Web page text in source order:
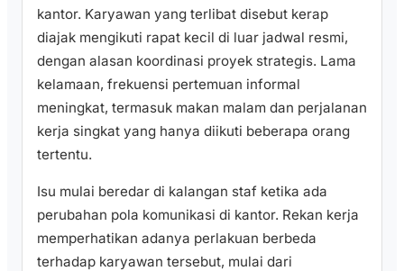
kantor. Karyawan yang terlibat disebut kerap
diajak mengikuti rapat kecil di luar jadwal resmi,
dengan alasan koordinasi proyek strategis. Lama
kelamaan, frekuensi pertemuan informal
meningkat, termasuk makan malam dan perjalanan
kerja singkat yang hanya diikuti beberapa orang
tertentu.
Isu mulai beredar di kalangan staf ketika ada
perubahan pola komunikasi di kantor. Rekan kerja
memperhatikan adanya perlakuan berbeda
terhadap karyawan tersebut, mulai dari